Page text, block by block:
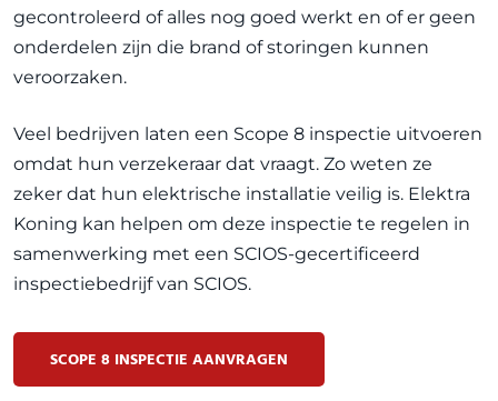
gecontroleerd of alles nog goed werkt en of er geen
onderdelen zijn die brand of storingen kunnen
veroorzaken.
Veel bedrijven laten een Scope 8 inspectie uitvoeren
omdat hun verzekeraar dat vraagt. Zo weten ze
zeker dat hun elektrische installatie veilig is. Elektra
Koning kan helpen om deze inspectie te regelen in
samenwerking met een SCIOS-gecertificeerd
inspectiebedrijf van SCIOS.
SCOPE 8 INSPECTIE AANVRAGEN